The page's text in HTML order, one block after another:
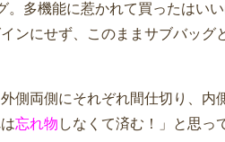
多機能に惹かれて買ったはい
ンにせず、このままサブバッグ
側両側にそれぞれ間仕切り、内
忘れ物 しなくて済む！」と思っ